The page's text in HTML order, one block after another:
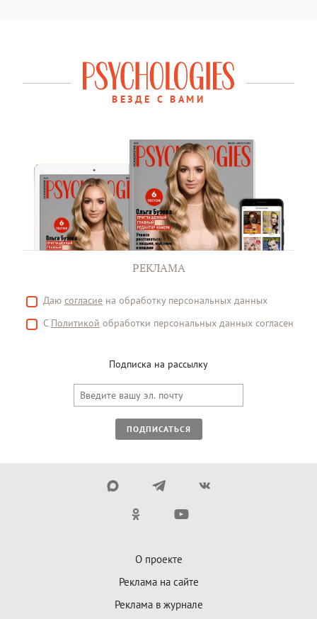
ВЕЗДЕ С ВАМИ
РЕКЛАМА
Даю согласие на обработку персональных данных
С Политикой обработки персональных данных согласен
Подписка на рассылку
ПОДПИСАТЬСЯ
О проекте
Реклама на сайте
Реклама в журнале